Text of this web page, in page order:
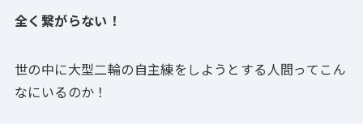
全く繋がらない！
世の中に大型二輪の自主練をしようとする人間ってこん
なにいるのか！